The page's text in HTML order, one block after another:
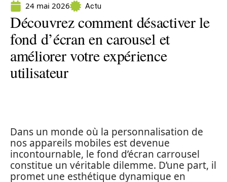
24 mai 2026 Actu
Découvrez comment désactiver le
fond d’écran en carousel et
améliorer votre expérience
utilisateur
Dans un monde où la personnalisation de
nos appareils mobiles est devenue
incontournable, le fond d’écran carrousel
constitue un véritable dilemme. D’une part, il
promet une esthétique dynamique en